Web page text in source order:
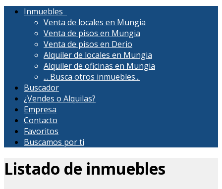
Inmuebles
Venta de locales en Mungia
Venta de pisos en Mungia
Venta de pisos en Derio
Alquiler de locales en Mungia
Alquiler de oficinas en Mungia
... Busca otros inmuebles...
Buscador
¿Vendes o Alquilas?
Empresa
Contacto
Favoritos
Buscamos por ti
Listado de inmuebles